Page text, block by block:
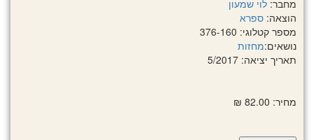
מחבר: לוי שמעון
הוצאה: ספרא
מספר קטלוגי: 376-160
נושאים:מחזות
תאריך יציאה: 5/2017
מחיר: 82.00 ₪